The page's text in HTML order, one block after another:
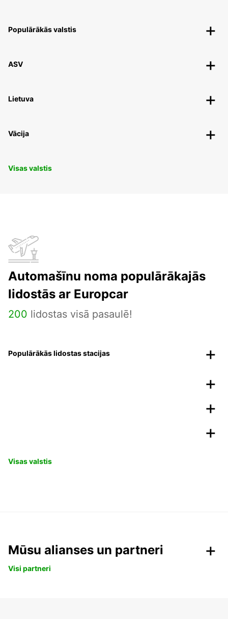
Populārākās valstis
ASV
Lietuva
Vācija
Visas valstis
Automašīnu noma populārākajās
lidostās ar Europcar
200 lidostas visā pasaulē!
Populārākās lidostas stacijas
Visas valstis
Mūsu alianses un partneri
Visi partneri